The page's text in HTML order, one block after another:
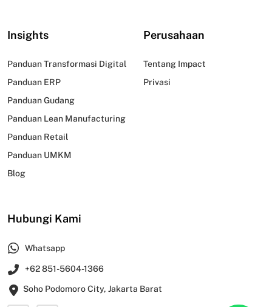
Insights
Panduan Transformasi Digital
Panduan ERP
Panduan Gudang
Panduan Lean Manufacturing
Panduan Retail
Panduan UMKM
Blog
Perusahaan
Tentang Impact
Privasi
Hubungi Kami
Whatsapp
+62 851-5604-1366
Soho Podomoro City, Jakarta Barat